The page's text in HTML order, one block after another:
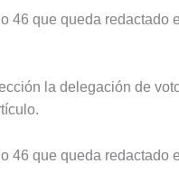
46 que queda redactado
la delegación de
46 que queda redactado